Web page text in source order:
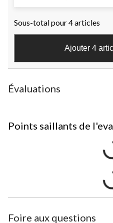
Sous-total pour 4 articles
Ajouter 4
Évaluations
Points saillants de
Foire aux questions